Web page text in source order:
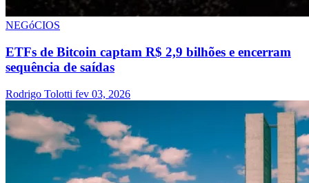
NEGóCIOS
ETFs de Bitcoin captam R$ 2,9 bilhões e encerram
sequência de saídas
Rodrigo Tolotti fev 03, 2026